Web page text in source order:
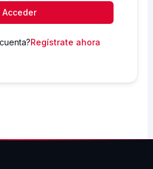
Acceder
Regístrate ahora